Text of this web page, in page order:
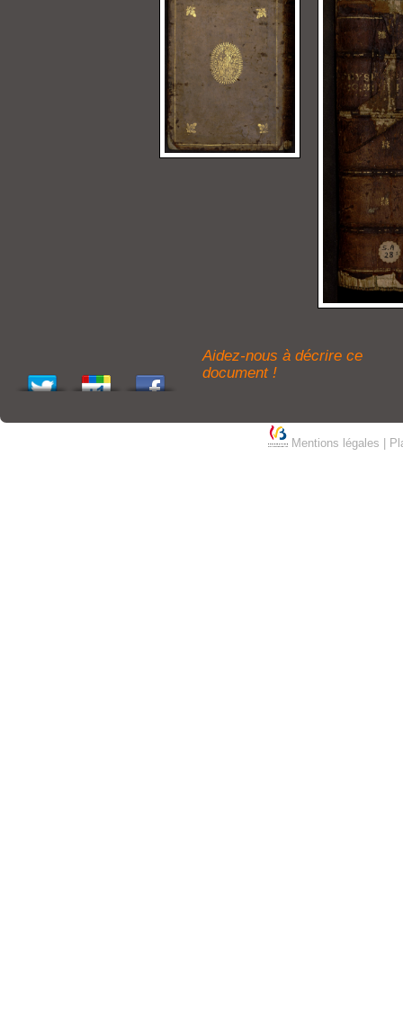
Aidez-nous à décrire ce
document !
Mentions légales